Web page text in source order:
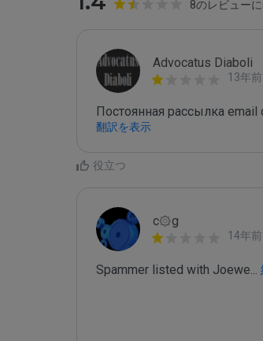
8のレビューに
Advocatus Diaboli
13年前
Постоянная рассылка
翻訳を表示
役立つ
c۞g
14年前
Spammer listed with Joewe...